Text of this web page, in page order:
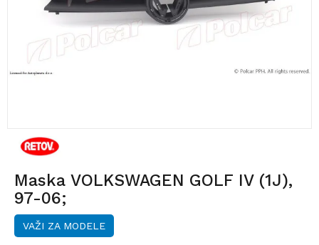
Maska VOLKSWAGEN GOLF IV (1J),
97-06;
VAŽI ZA MODELE